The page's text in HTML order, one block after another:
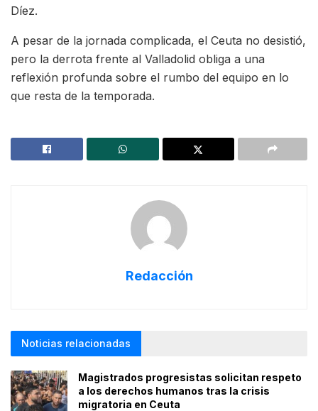
Díez.
A pesar de la jornada complicada, el Ceuta no desistió,
pero la derrota frente al Valladolid obliga a una
reflexión profunda sobre el rumbo del equipo en lo
que resta de la temporada.
Redacción
Noticias relacionadas
Magistrados progresistas solicitan respeto
a los derechos humanos tras la crisis
migratoria en Ceuta